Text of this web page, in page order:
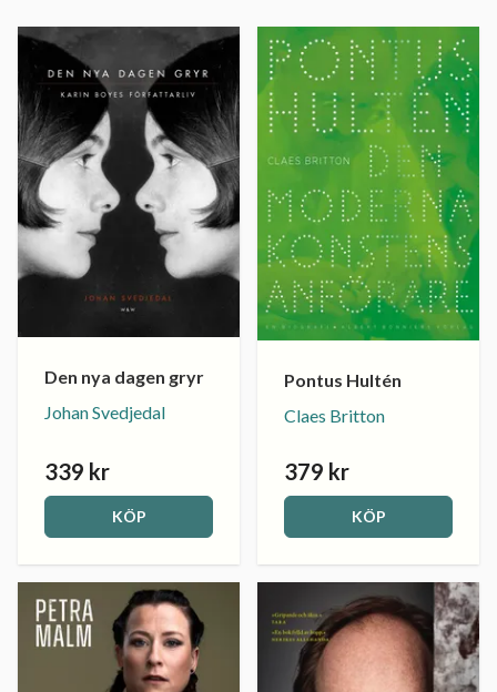
Den nya dagen gryr
Johan Svedjedal
339 kr
KÖP
Pontus Hultén
Claes Britton
379 kr
KÖP